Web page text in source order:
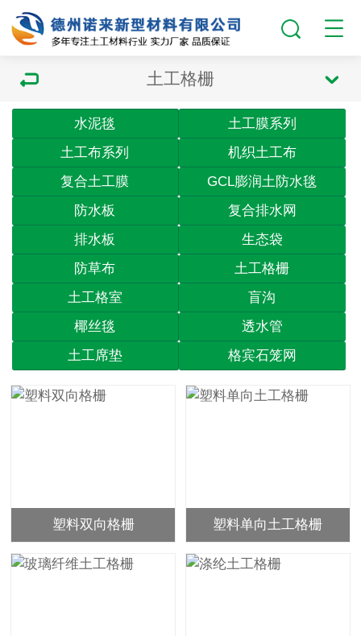
土工格栅
水泥毯
土工膜系列
土工布系列
机织土工布
复合土工膜
GCL膨润土防水毯
防水板
复合排水网
排水板
生态袋
防草布
土工格栅
土工格室
盲沟
椰丝毯
透水管
土工席垫
格宾石笼网
塑料双向格栅 塑料单向土工格栅